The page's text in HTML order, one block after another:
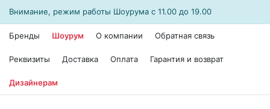
Внимание, режим работы Шоурума с 11.00 до 19.00
Бренды Шоурум О компании Обратная связь
Реквизиты Доставка Оплата Гарантия и возврат
Дизайнерам